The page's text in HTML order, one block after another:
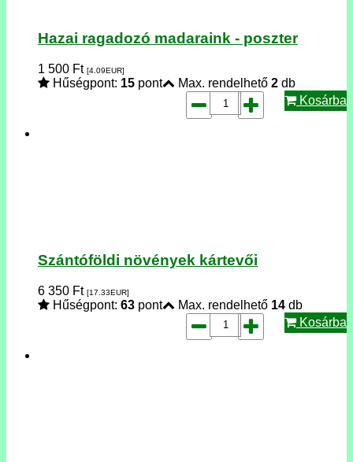
Hazai ragadozó madaraink - poszter
1 500 Ft [4.09EUR]
Hűségpont: 15 pont Max. rendelhető 2 db
Kosárba
Szántóföldi növények kártevői
6 350 Ft [17.33EUR]
Hűségpont: 63 pont Max. rendelhető 14 db
Kosárba